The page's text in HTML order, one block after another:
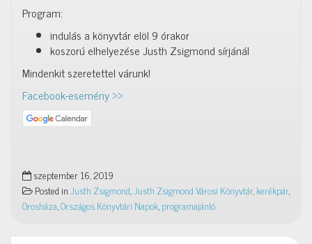
Program:
indulás a könyvtár elöl 9 órakor
koszorú elhelyezése Justh Zsigmond sírjánál
Mindenkit szeretettel várunk!
Facebook-esemény >>
szeptember 16, 2019
Posted inJusth Zsigmond,Justh Zsigmond Városi Könyvtár,kerékpár,
Orosháza,Országos Könyvtári Napok,programajánló